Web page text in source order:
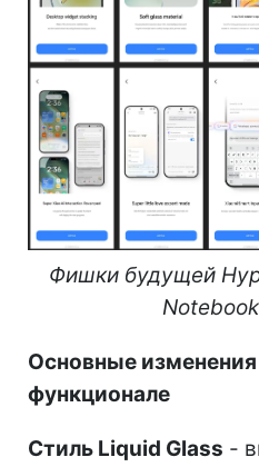
Фишки будущей
Основные
функционале
Стиль Liquid Glass -